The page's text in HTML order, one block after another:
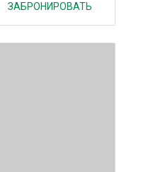
ЗАБРОНИРОВАТЬ